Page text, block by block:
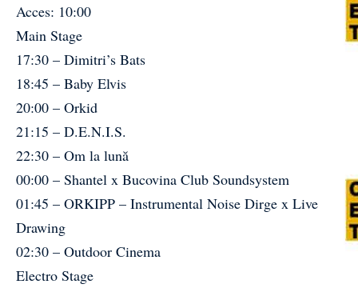
Acces: 10:00
Main Stage
17:30 – Dimitri’s Bats
18:45 – Baby Elvis
20:00 – Orkid
21:15 – D.E.N.I.S.
22:30 – Om la lună
00:00 – Shantel x Bucovina Club Soundsystem
01:45 – ORKIPP – Instrumental Noise Dirge x Live
Drawing
02:30 – Outdoor Cinema
Electro Stage